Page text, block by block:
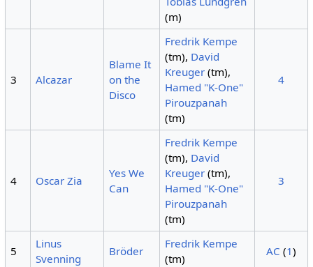
(m)
3 Alcazar
Blame It
on the
Disco
Fredrik Kempe
(tm), David
Kreuger (tm),
Hamed "K-One"
Pirouzpanah
(tm)
4
4 Oscar Zia
Yes We
Can
Fredrik Kempe
(tm), David
Kreuger (tm),
Hamed "K-One"
Pirouzpanah
(tm)
3
5
Linus
Svenning
Bröder
Fredrik Kempe
(tm)
AC (1)